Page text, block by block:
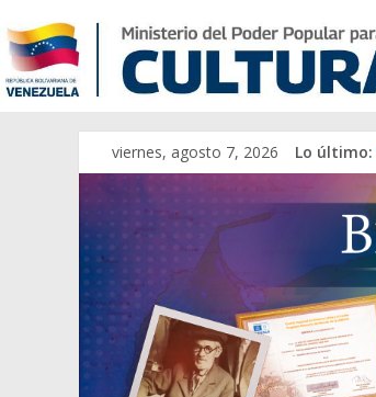
viernes, agosto 7, 2026 Lo último: